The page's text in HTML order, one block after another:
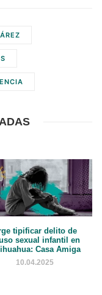
tipificar delito de
sexual infantil en
Casa Amiga
10.04.2025